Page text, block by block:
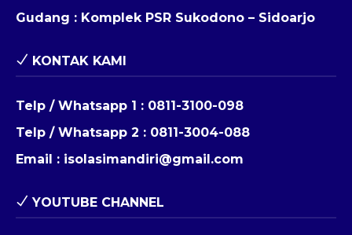
Gudang : Komplek PSR Sukodono – Sidoarjo
KONTAK KAMI
Telp / Whatsapp 1 : 0811-3100-098
Telp / Whatsapp 2 : 0811-3004-088
Email : isolasimandiri@gmail.com
YOUTUBE CHANNEL